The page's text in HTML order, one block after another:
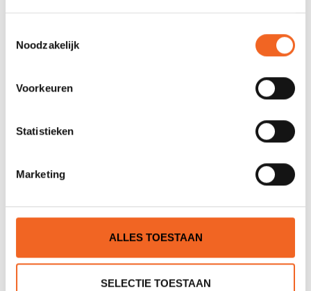
Noodzakelijk
Voorkeuren
Statistieken
Marketing
ALLES TOESTAAN
SELECTIE TOESTAAN
GERELATEERDE PRODUCTEN
€595,00